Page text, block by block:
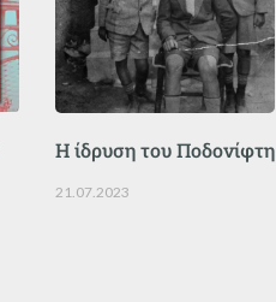
Η ίδρυση του Ποδονίφτη
21.07.2023